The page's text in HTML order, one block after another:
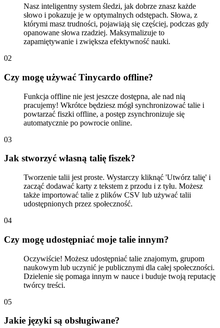
Nasz inteligentny system śledzi, jak dobrze znasz każde
słowo i pokazuje je w optymalnych odstępach. Słowa, z
którymi masz trudności, pojawiają się częściej, podczas gdy
opanowane słowa rzadziej. Maksymalizuje to
zapamiętywanie i zwiększa efektywność nauki.
02
Czy mogę używać Tinycardo offline?
Funkcja offline nie jest jeszcze dostępna, ale nad nią
pracujemy! Wkrótce będziesz mógł synchronizować talie i
powtarzać fiszki offline, a postęp zsynchronizuje się
automatycznie po powrocie online.
03
Jak stworzyć własną talię fiszek?
Tworzenie talii jest proste. Wystarczy kliknąć 'Utwórz talię' i
zacząć dodawać karty z tekstem z przodu i z tyłu. Możesz
także importować talie z plików CSV lub używać talii
udostępnionych przez społeczność.
04
Czy mogę udostępniać moje talie innym?
Oczywiście! Możesz udostępniać talie znajomym, grupom
naukowym lub uczynić je publicznymi dla całej społeczności.
Dzielenie się pomaga innym w nauce i buduje twoją reputację
twórcy treści.
05
Jakie języki są obsługiwane?